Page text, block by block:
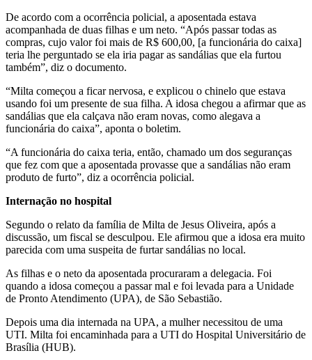
De acordo com a ocorrência policial, a aposentada estava
acompanhada de duas filhas e um neto. “Após passar todas as
compras, cujo valor foi mais de R$ 600,00, [a funcionária do caixa]
teria lhe perguntado se ela iria pagar as sandálias que ela furtou
também”, diz o documento.
“Milta começou a ficar nervosa, e explicou o chinelo que estava
usando foi um presente de sua filha. A idosa chegou a afirmar que as
sandálias que ela calçava não eram novas, como alegava a
funcionária do caixa”, aponta o boletim.
“A funcionária do caixa teria, então, chamado um dos seguranças
que fez com que a aposentada provasse que a sandálias não eram
produto de furto”, diz a ocorrência policial.
Internação no hospital
Segundo o relato da família de Milta de Jesus Oliveira, após a
discussão, um fiscal se desculpou. Ele afirmou que a idosa era muito
parecida com uma suspeita de furtar sandálias no local.
As filhas e o neto da aposentada procuraram a delegacia. Foi
quando a idosa começou a passar mal e foi levada para a Unidade
de Pronto Atendimento (UPA), de São Sebastião.
Depois uma dia internada na UPA, a mulher necessitou de uma
UTI. Milta foi encaminhada para a UTI do Hospital Universitário de
Brasília (HUB).